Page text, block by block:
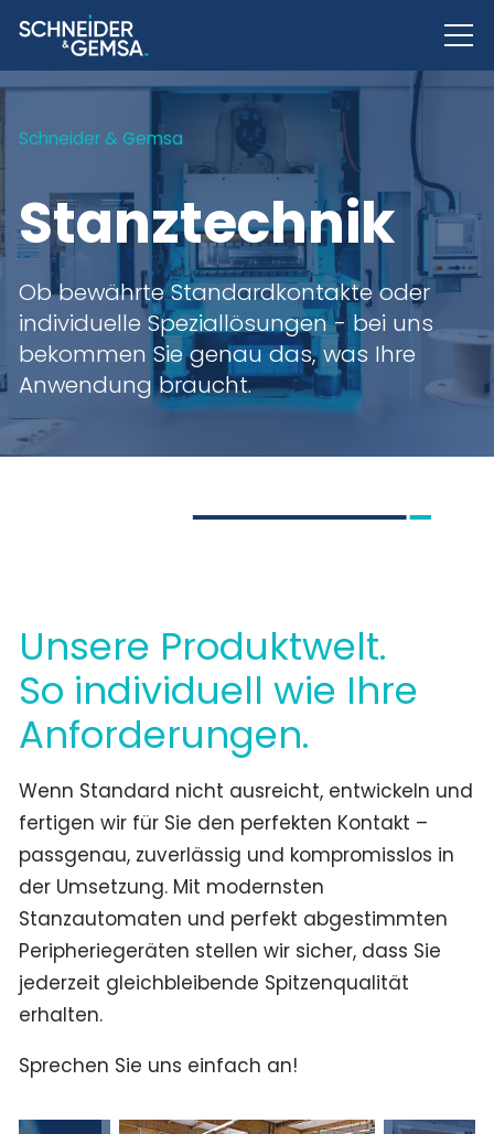
Schneider & Gemsa
Stanztechnik
Ob bewährte Standardkontakte oder
individuelle Speziallösungen - bei uns
bekommen Sie genau das, was Ihre
Anwendung braucht.
Unsere Produktwelt.
So individuell wie Ihre
Anforderungen.
Wenn Standard nicht ausreicht, entwickeln und
fertigen wir für Sie den perfekten Kontakt –
passgenau, zuverlässig und kompromisslos in
der Umsetzung. Mit modernsten
Stanzautomaten und perfekt abgestimmten
Peripheriegeräten stellen wir sicher, dass Sie
jederzeit gleichbleibende Spitzenqualität
erhalten.
Sprechen Sie uns einfach an!